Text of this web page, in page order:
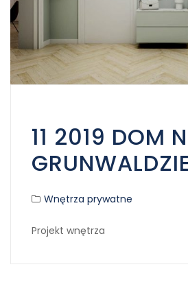
11 2019 DOM
Wnętrza prywatne
Projekt wnętrza